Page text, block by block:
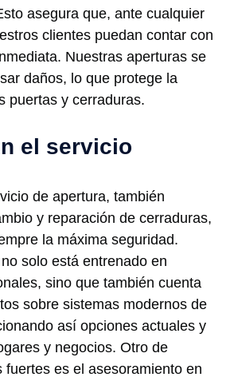
asegura que, ante cualquier
clientes puedan contar con
Nuestras aperturas se
daños, lo que protege la
puertas y cerraduras.
el servicio
de apertura, también
y reparación de cerraduras,
la máxima seguridad.
solo está entrenado en
sino que también cuenta
sobre sistemas modernos de
así opciones actuales y
y negocios. Otro de
fuertes es el asesoramiento en